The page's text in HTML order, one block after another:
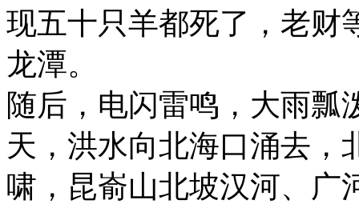
现五十只羊都死了，老财
龙潭。
随后，电闪雷鸣，大雨瓢
天，洪水向北海口涌去，
啸，昆嵛山北坡汉河、广